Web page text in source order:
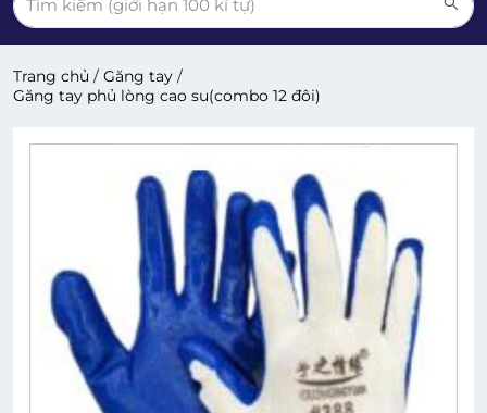
Trang chủ / Găng tay /
Găng tay phủ lòng cao su(combo 12 đôi)